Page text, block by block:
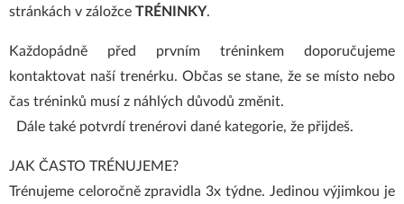
stránkách v záložce TRÉNINKY.
Každopádně před prvním tréninkem doporučujeme
kontaktovat naší trenérku. Občas se stane, že se místo nebo
čas tréninků musí z náhlých důvodů změnit.
Dále také potvrdí trenérovi dané kategorie, že přijdeš.
JAK ČASTO TRÉNUJEME?
Trénujeme celoročně zpravidla 3x týdne. Jedinou výjimkou je